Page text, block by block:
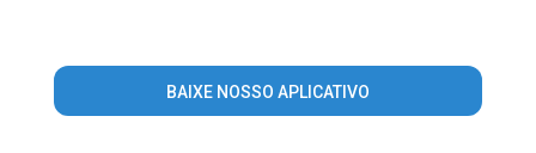
BAIXE NOSSO APLICATIVO